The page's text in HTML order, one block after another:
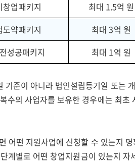
창업패키지
최대 1.5억 원
도약패키지
최대 3억 원
성공패키지 최대 1억 원
기준이 아니라 법인설립등기일 또는
수의 사업자를 보유한 경우에는 최초
어떤 지원사업에 신청할 수 있는지 명
계별로 어떤 창업지원금이 있는지 자